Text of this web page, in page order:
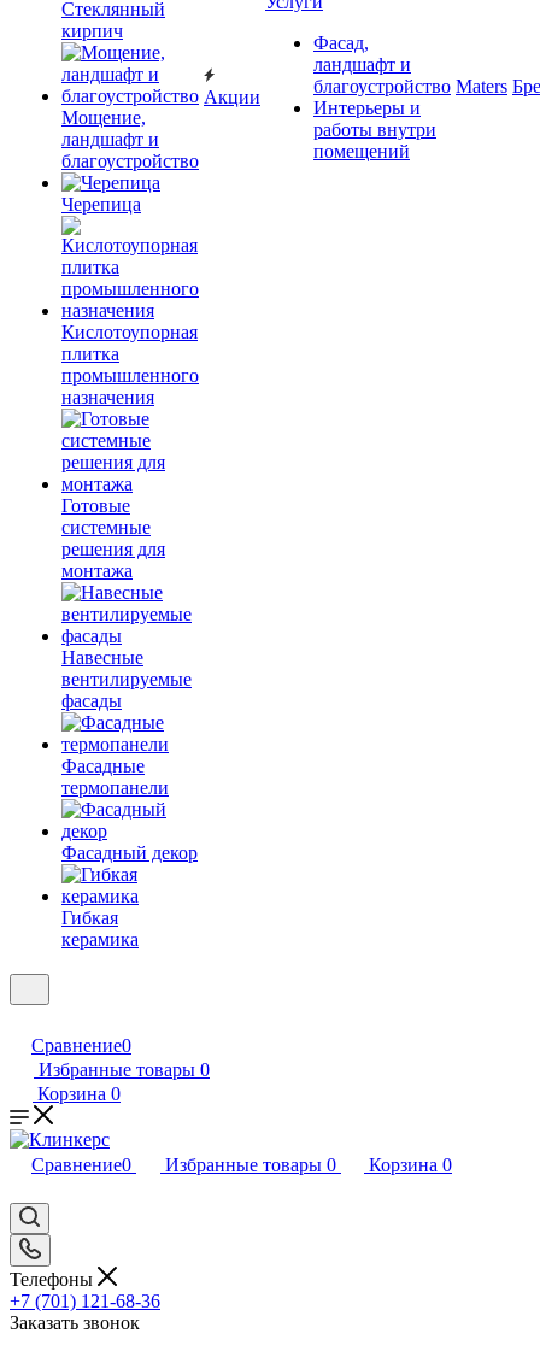
Cтеклянный
кирпич
Мощение,
ландшафт и
благоустройство
Черепица
Кислотоупорная
плитка
промышленного
назначения
Готовые
системные
решения для
монтажа
Навесные
вентилируемые
фасады
Фасадные
термопанели
Фасадный декор
Гибкая
керамика
Акции
Фасад,
ландшафт и
благоустройство
Интерьеры и
работы внутри
помещений
Maters
Сравнение0
Избранные товары 0
Корзина 0
Сравнение0 Избранные товары 0 Корзина 0
Телефоны
+7 (701) 121-68-36
Заказать звонок